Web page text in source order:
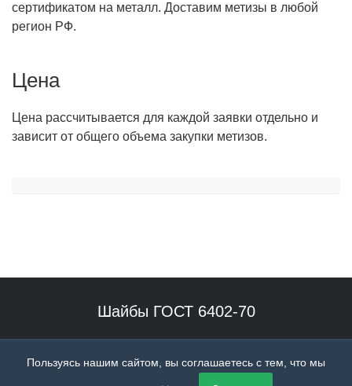
сертификатом на металл. Доставим метизы в любой
регион РФ.
Цена
Цена рассчитывается для каждой заявки отдельно и
зависит от общего объема закупки метизов.
Шайбы ГОСТ 6402-70
высокого качества.
Пользуясь нашим сайтом, вы соглашаетесь с тем, что мы